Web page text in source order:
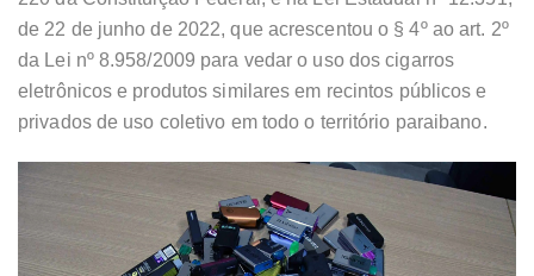
de 22 de junho de 2022, que acrescentou o § 4º ao art. 2º
da Lei nº 8.958/2009 para vedar o uso dos cigarros
eletrônicos e produtos similares em recintos públicos e
privados de uso coletivo em todo o território paraibano.